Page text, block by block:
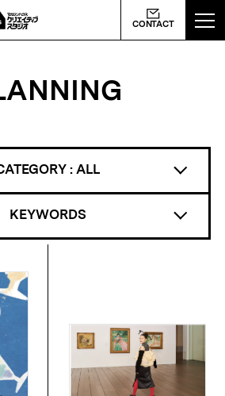
CONTACT
ABOUT US
CONTACT
: ALL
KEYWORDS